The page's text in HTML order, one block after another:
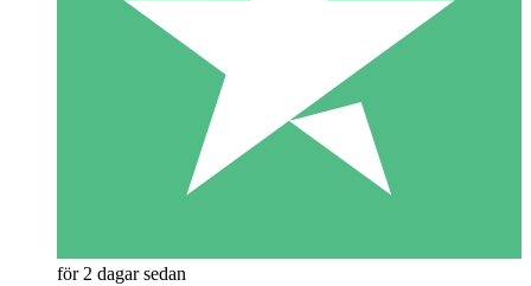
för 2 dagar sedan